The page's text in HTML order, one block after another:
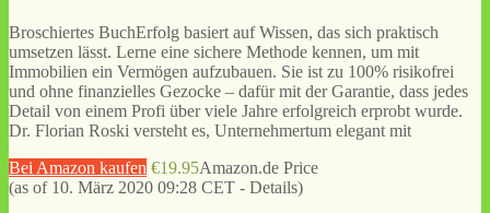
Broschiertes BuchErfolg basiert auf Wissen, das sich praktisch
umsetzen lässt. Lerne eine sichere Methode kennen, um mit
Immobilien ein Vermögen aufzubauen. Sie ist zu 100% risikofrei
und ohne finanzielles Gezocke – dafür mit der Garantie, dass jedes
Detail von einem Profi über viele Jahre erfolgreich erprobt wurde.
Dr. Florian Roski versteht es, Unternehmertum elegant mit
Bei Amazon kaufen €19.95Amazon.de Price
(as of 10. März 2020 09:28 CET - Details)